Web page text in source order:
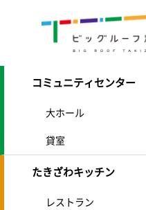
コミュニティセンター
大ホール
貸室
たきざわキッチン
レストラン